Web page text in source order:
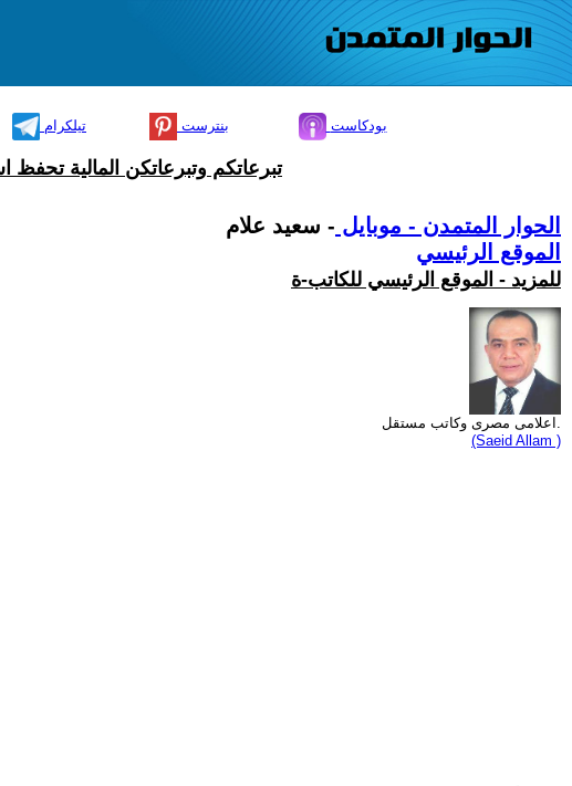
تيلكرام بنترست بودكاست
تبرعاتكم وتبرعاتكن المالية تحفظ
الحوار المتمدن - موبايل - سعيد علام
الموقع الرئيسي
للمزيد - الموقع الرئيسي للكاتب-ة
(Saeid Allam )